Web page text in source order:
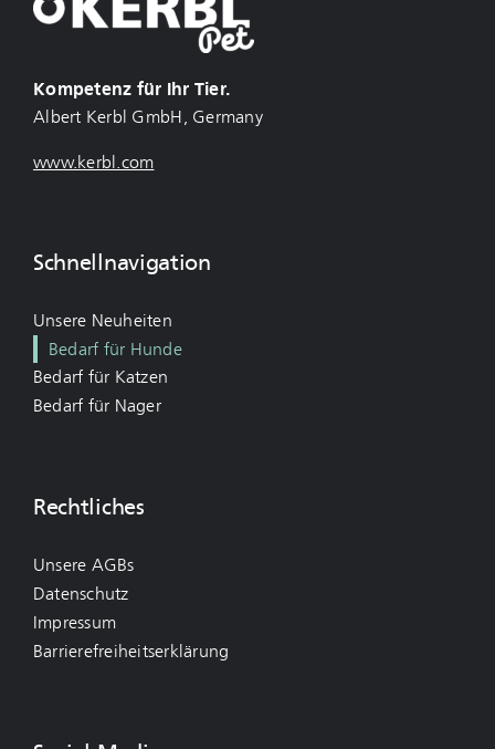
Kompetenz für Ihr Tier.
Albert Kerbl GmbH, Germany
www.kerbl.com
Schnellnavigation
Unsere Neuheiten
Bedarf für Hunde
Bedarf für Katzen
Bedarf für Nager
Rechtliches
Unsere AGBs
Datenschutz
Impressum
Barrierefreiheitserklärung